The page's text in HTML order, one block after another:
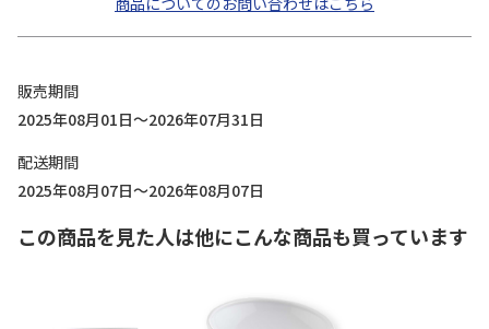
販売期間
2025年08月01日～2026年07月31日
配送期間
2025年08月07日～2026年08月07日
この商品を見た人は他にこんな商品も買っています